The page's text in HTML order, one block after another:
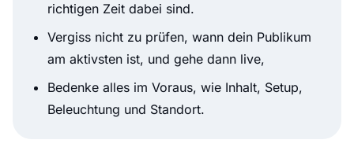
richtigen Zeit dabei sind.
Vergiss nicht zu prüfen, wann dein Publikum
am aktivsten ist, und gehe dann live,
Bedenke alles im Voraus, wie Inhalt, Setup,
Beleuchtung und Standort.